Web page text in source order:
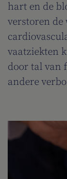
hart en de
verstoren de
vaatziekten
door tal van
andere